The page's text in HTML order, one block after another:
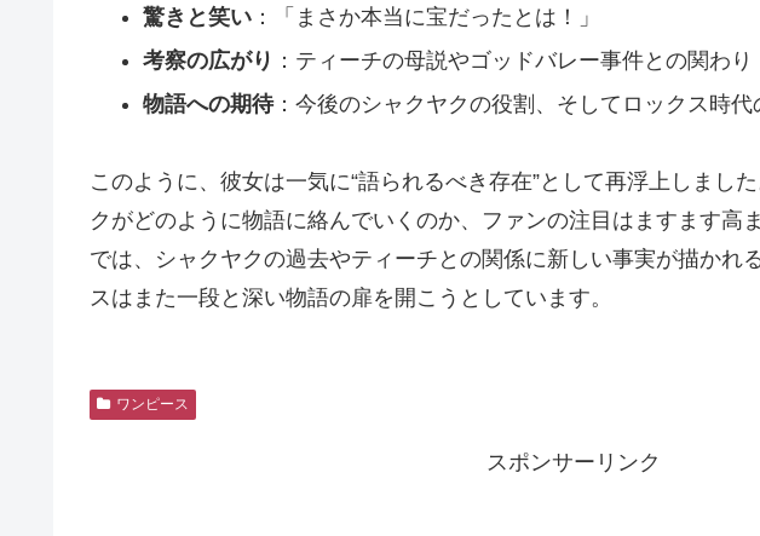
驚きと笑い：「まさか本当に宝だったとは！」
考察の広がり ：ティーチの母説やゴッドバレー事件との関わり
物語への期待：今後のシャクヤクの役割、そしてロックス時代
このように、彼女は一気に“語られるべき存在”として再浮上しまし
クがどのように物語に絡んでいくのか、ファンの注目はますます高
では、シャクヤクの過去やティーチとの関係に新しい事実が描かれ
スはまた一段と深い物語の扉を開こうとしています。
ワンピース
スポンサーリンク